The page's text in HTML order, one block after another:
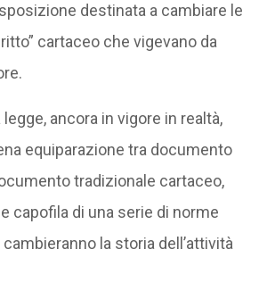
destinata a cambiare le
cartaceo che vigevano da
legge, ancora in vigore in realtà,
equiparazione tra documento
tradizionale cartaceo,
capofila di una serie di norme
la storia dell’attività